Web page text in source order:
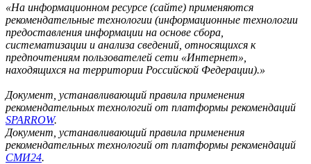
«На информационном ресурсе (сайте) применяются
рекомендательные технологии (информационные технологии
предоставления информации на основе сбора,
систематизации и анализа сведений, относящихся к
предпочтениям пользователей сети «Интернет»,
находящихся на территории Российской Федерации).»
Документ, устанавливающий правила применения
рекомендательных технологий от платформы рекомендаций
SPARROW.
Документ, устанавливающий правила применения
рекомендательных технологий от платформы рекомендаций
СМИ24.